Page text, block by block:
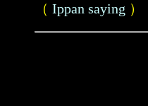
（ Ippan saying ）